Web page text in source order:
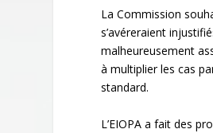
La Commission
s’avéreraient
malheureusement
à multiplier les cas
standard.
L’EIOPA a fait des